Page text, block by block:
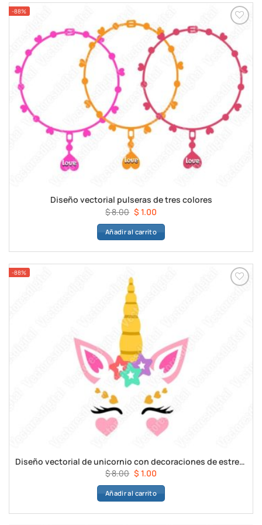
-88%
Diseño vectorial pulseras de tres colores
$8.00 El
precio
original
$ 8.00.
$ 1.00El
precio
actual
$ 1.00.
Añadir al carrito
-88%
Diseño vectorial de unicornio con decoraciones de estrellas
$8.00 El
precio
original
$ 8.00.
$ 1.00El
precio
actual
$ 1.00.
Añadir al carrito